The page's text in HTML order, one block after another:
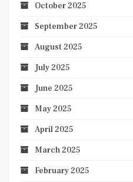
October 2025
September 2025
August 2025
July 2025
June 2025
May 2025
April 2025
March 2025
February 2025